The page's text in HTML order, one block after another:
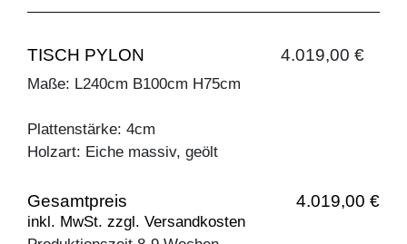
TISCH PYLON 4.019,00 €
Maße: L240cm B100cm H75cm
Plattenstärke: 4cm
Holzart: Eiche massiv, geölt
Gesamtpreis 4.019,00 €
inkl. MwSt. zzgl. Versandkosten